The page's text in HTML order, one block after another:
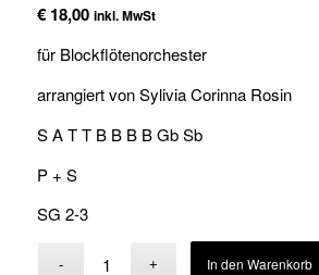
€18,00 inkl. MwSt
für Blockflötenorchester
arrangiert von Sylivia Corinna Rosin
S A T T B B B B Gb Sb
P + S
SG 2-3
In den Warenkorb